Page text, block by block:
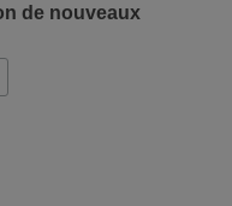
de nouveaux